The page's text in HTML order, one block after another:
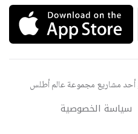
عالم أطلس
سياسة الخصوصية